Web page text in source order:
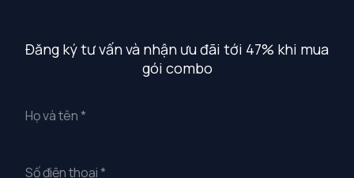
Đăng ký tư vấn và nhận ưu đãi tới 47% khi mua
gói combo